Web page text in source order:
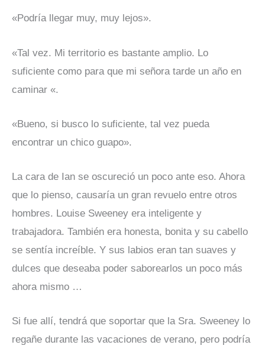
«Podría llegar muy, muy lejos».
«Tal vez. Mi territorio es bastante amplio. Lo
suficiente como para que mi señora tarde un año en
caminar «.
«Bueno, si busco lo suficiente, tal vez pueda
encontrar un chico guapo».
La cara de Ian se oscureció un poco ante eso. Ahora
que lo pienso, causaría un gran revuelo entre otros
hombres. Louise Sweeney era inteligente y
trabajadora. También era honesta, bonita y su cabello
se sentía increíble. Y sus labios eran tan suaves y
dulces que deseaba poder saborearlos un poco más
ahora mismo …
Si fue allí, tendrá que soportar que la Sra. Sweeney lo
regañe durante las vacaciones de verano, pero podría